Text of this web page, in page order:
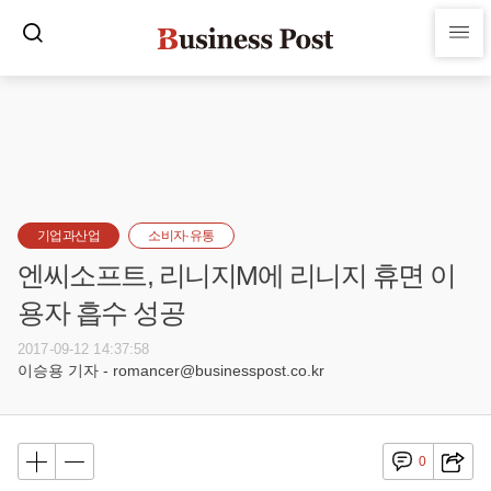
기업과산업 소비자·유통
엔씨소프트, 리니지M에 리니지 휴면 이
용자 흡수 성공
2017-09-12 14:37:58
이승용 기자 - romancer@businesspost.co.kr
0